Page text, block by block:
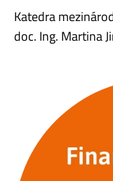
Katedra
doc. Ing. Martina